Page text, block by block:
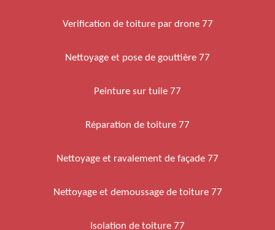
Verification de toiture par drone 77
Nettoyage et pose de gouttière 77
Peinture sur tuile 77
Réparation de toiture 77
Nettoyage et ravalement de façade 77
Nettoyage et demoussage de toiture 77
Isolation de toiture 77